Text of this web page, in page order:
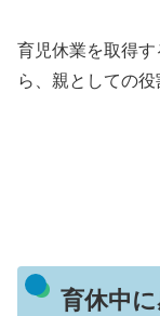
育児休業を取得
ら、親としての役
育休中